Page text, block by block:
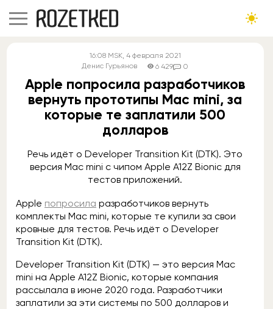
16:08 MSK, 4 февраля 2021
Денис Гурьянов
6 429 0
Apple попросила разработчиков
вернуть прототипы Mac mini, за
которые те заплатили 500
долларов
Речь идёт о Developer Transition Kit (DTK). Это
версия Mac mini с чипом Apple A12Z Bionic для
тестов приложений.
Apple попросила разработчиков вернуть
комплекты Mac mini, которые те купили за свои
кровные для тестов. Речь идёт о Developer
Transition Kit (DTK).
Developer Transition Kit (DTK) — это версия Mac
mini на Apple A12Z Bionic, которые компания
рассылала в июне 2020 года. Разработчики
заплатили за эти системы по 500 долларов и